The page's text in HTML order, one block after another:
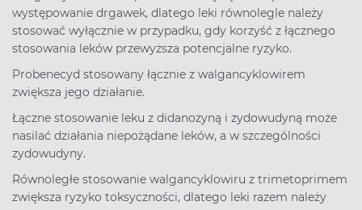
występowanie drgawek, dlatego leki równolegle należy
stosować wyłącznie w przypadku, gdy korzyść z łącznego
stosowania leków przewyższa potencjalne ryzyko.
Probenecyd stosowany łącznie z walgancyklowirem
zwiększa jego działanie.
Łączne stosowanie leku z didanozyną i zydowudyną może
nasilać działania niepożądane leków, a w szczególności
zydowudyny.
Równoległe stosowanie walgancyklowiru z trimetoprimem
zwiększa ryzyko toksyczności, dlatego leki razem należy